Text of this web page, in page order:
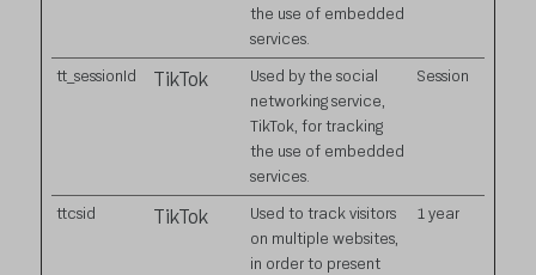
the use of embedded
services.
tt_sessionId TikTok
Used by the social
networking service,
TikTok, for tracking
the use of embedded
services.
Session
ttcsid TikTok
Used to track visitors
on multiple websites,
in order to present
1 year